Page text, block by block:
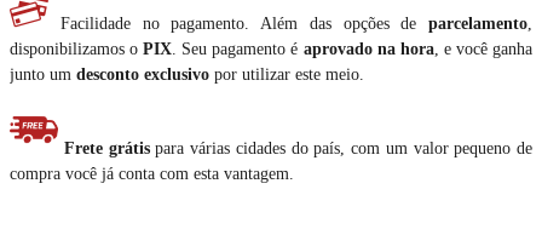
Facilidade no pagamento. Além das opções de parcelamento
disponibilizamos oPIX . Seu pagamento é aprovado na hora, e você ganha
junto um desconto exclusivo por utilizar este meio.
Frete grátispara várias cidades do país, com um valor pequeno de
compra você já conta com esta vantagem.